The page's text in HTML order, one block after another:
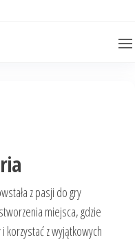
z pasji do gry
miejsca, gdzie
korzystać z wyjątkowych